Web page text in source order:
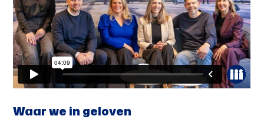
Waar we in geloven